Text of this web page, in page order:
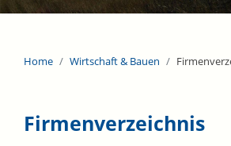
Home Wirtschaft & Bauen
Firmenverzeichnis